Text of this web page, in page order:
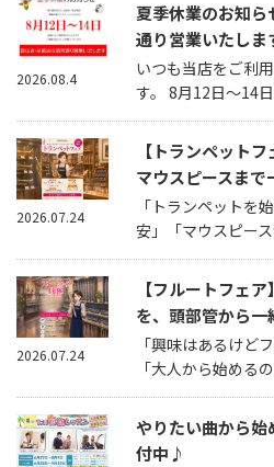
夏季休業のお知
通り営業いたしま
いつも当店をご利
す。 8月12日～14
2026.08.4
【トランペット
マウスピースまで
「トランペットを
安」「マウスピー
2026.07.24
【フルートフェ
を、頭部管から
「興味はあるけど
「大人から始め
2026.07.24
やりたい曲から始
付中♪